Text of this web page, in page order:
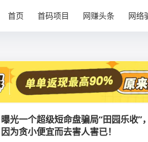
首页 首码项目 网赚头条 网络
曝光一个超级短命盘骗局“田园乐收
因为贪小便宜而去害人害已！